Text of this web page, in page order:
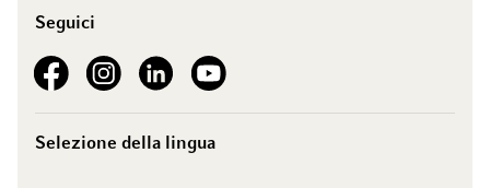
Seguici
See our FacebookSee our Instagram account
See our LinkedInSee our YouTube channel
Selezione della lingua